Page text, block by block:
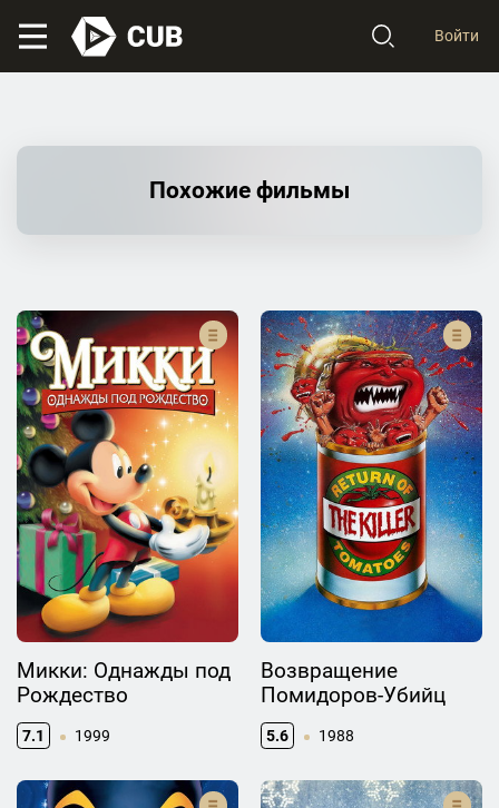
Войти
Похожие фильмы
Микки: Однажды под
Рождество
7.1 1999
Возвращение
Помидоров-Убийц
5.6 1988